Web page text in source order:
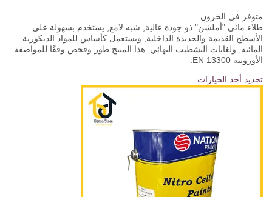
متوفر في الخزون
طلاء مائي "أملشن" ذو جودة عالية, شبه لامع, يستخدم بسهولة على
الأسطح القديمة والجديدة الداخلية, ويستعمل كأساس للمواد الديكورية
المائية, ولغايات التشطيب النهائي. هذا المنتج طور وفحص وفقًا للمواصفة
الأوروبية EN 13300.
تحديد أحد الخيارات